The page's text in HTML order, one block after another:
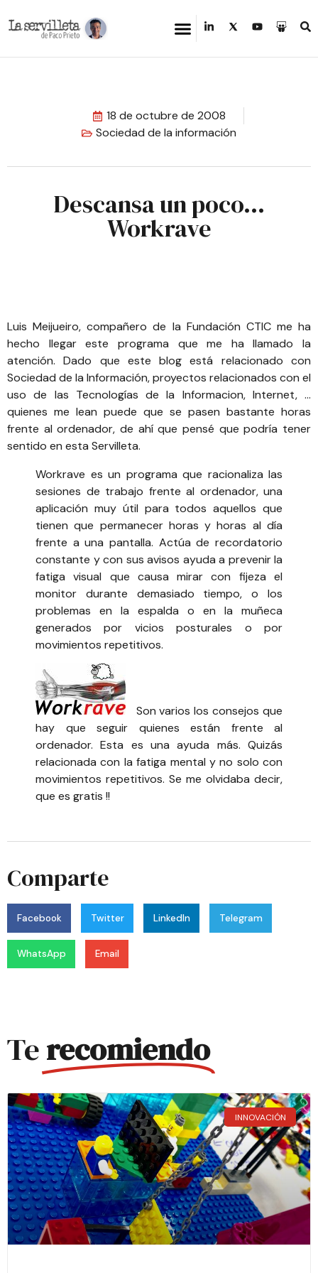
18 de octubre de 2008
Sociedad de la información
Descansa un poco…
Workrave
Luis Meijueiro, compañero de la Fundación CTIC me ha
hecho llegar este programa que me ha llamado la
atención. Dado que este blog está relacionado con
Sociedad de la Información, proyectos relacionados con el
uso de las Tecnologías de la Informacion, Internet, …
quienes me lean puede que se pasen bastante horas
frente al ordenador, de ahí que pensé que podría tener
sentido en esta Servilleta.
Workrave es un programa que racionaliza las
sesiones de trabajo frente al ordenador, una
aplicación muy útil para todos aquellos que
tienen que permanecer horas y horas al día
frente a una pantalla. Actúa de recordatorio
constante y con sus avisos ayuda a prevenir la
fatiga visual que causa mirar con fijeza el
monitor durante demasiado tiempo, o los
problemas en la espalda o en la muñeca
generados por vicios posturales o por
movimientos repetitivos.
Son varios los consejos que
hay que seguir quienes están frente al
ordenador. Esta es una ayuda más. Quizás
relacionada con la fatiga mental y no solo con
movimientos repetitivos. Se me olvidaba decir,
que es gratis !!
Comparte
Facebook Twitter LinkedIn Telegram
WhatsApp Email
Terecomiendo
INNOVACIÓN